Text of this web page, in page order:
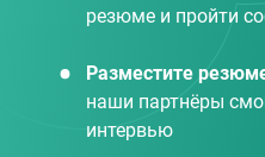
резюме и пройти
Разместите
наши партнёры
интервью